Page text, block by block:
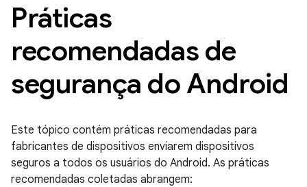
Práticas
recomendadas de
segurança do Android
Este tópico contém práticas recomendadas para
fabricantes de dispositivos enviarem dispositivos
seguros a todos os usuários do Android. As práticas
recomendadas coletadas abrangem: